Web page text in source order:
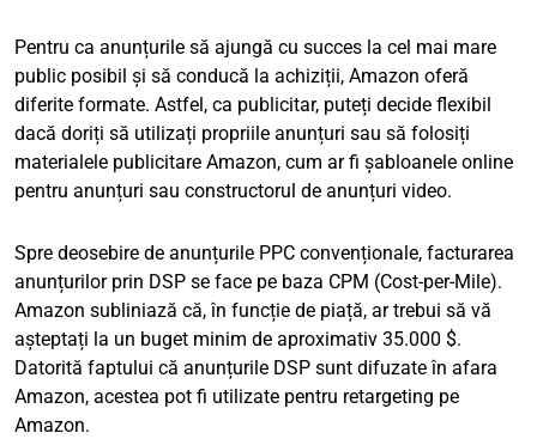
Pentru ca anunțurile să ajungă cu succes la cel mai mare
public posibil și să conducă la achiziții, Amazon oferă
diferite formate. Astfel, ca publicitar, puteți decide flexibil
dacă doriți să utilizați propriile anunțuri sau să folosiți
materialele publicitare Amazon, cum ar fi șabloanele online
pentru anunțuri sau constructorul de anunțuri video.
Spre deosebire de anunțurile PPC convenționale, facturarea
anunțurilor prin DSP se face pe baza CPM (Cost-per-Mile).
Amazon subliniază că, în funcție de piață, ar trebui să vă
așteptați la un buget minim de aproximativ 35.000 $.
Datorită faptului că anunțurile DSP sunt difuzate în afara
Amazon, acestea pot fi utilizate pentru retargeting pe
Amazon.